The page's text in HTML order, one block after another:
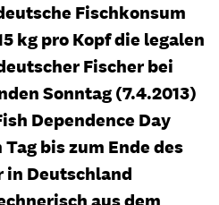
Fischkonsum
kg pro Kopf die legalen
Fischer bei
Sonntag (7.4.2013)
Dependence Day
bis zum Ende des
in Deutschland